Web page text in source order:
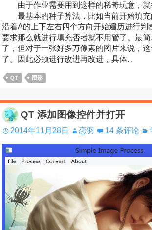
由于作业需要用到这样的稀奇玩意，就
最基本的种子算法，比如当前开始填充
沿着A的上下左右四个方向开始遍历进行判
要求那么就进行填充否者就不用管了。最
了，但对于一张好多万像素的图片来说，
了。因此必须进行改进再改进，具体...
QT 图形
QT 添加图像控件并打开
2014年11月28日 恋羽 14 条评论